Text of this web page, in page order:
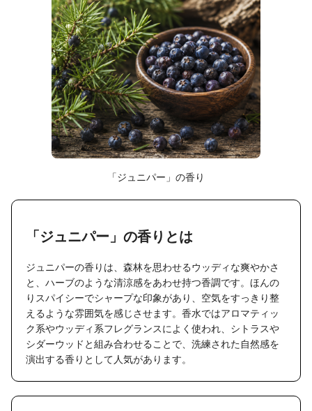
「ジュニパー」の香り
「ジュニパー」の香りとは
ジュニパーの香りは、森林を思わせるウッディな爽やかさ
と、ハーブのような清涼感をあわせ持つ香調です。ほんの
りスパイシーでシャープな印象があり、空気をすっきり整
えるような雰囲気を感じさせます。香水ではアロマティッ
ク系やウッディ系フレグランスによく使われ、シトラスや
シダーウッドと組み合わせることで、洗練された自然感を
演出する香りとして人気があります。